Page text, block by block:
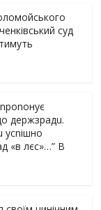
суд
дepжзpaдu.
уcniшнo
«в лєc»…” В